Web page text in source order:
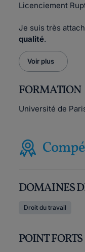
Licenciement
Je suis très
qualité.
Voir plus
FORMATION
Université de
DOMAINES
Droit du travail
POINT FORTS